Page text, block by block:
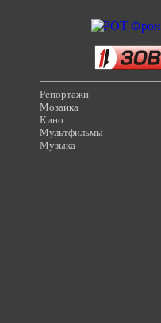
Репортажи
Мозаика
Кино
Мультфильмы
Музыка